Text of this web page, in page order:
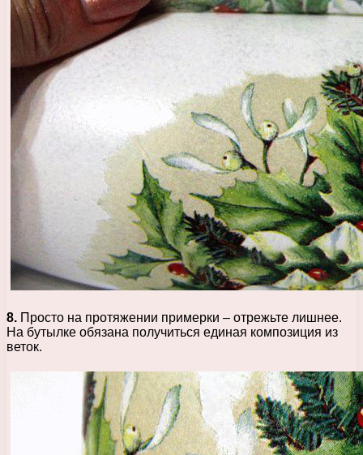
8. Просто на протяжении примерки – отрежьте лишнее.
На бутылке обязана получиться единая композиция из
веток.